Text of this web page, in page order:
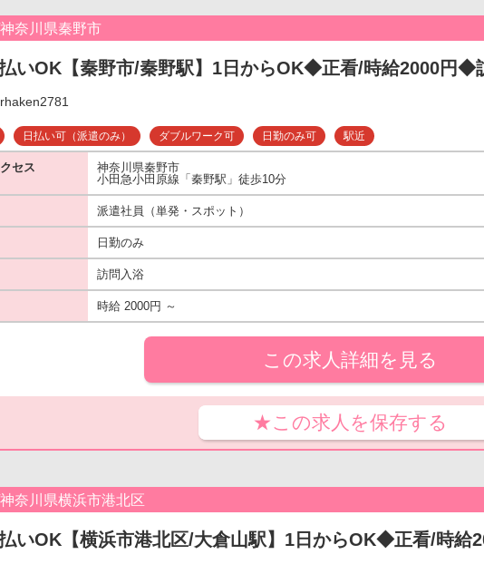
奈川県秦野市
いOK【秦野市/秦野駅】1日からOK◆正看/時給2000円
日払い可（派遣のみ） ダブルワーク可 日勤のみ可 駅近
セス
神奈川県秦野市
小田急小田原線「秦野駅」徒歩10分
派遣社員（単発・スポット）
日勤のみ
訪問入浴
時給 2000円 ～
この求人詳細を見る
★この求人を保存する
奈川県横浜市港北区
いOK【横浜市港北区/大倉山駅】1日からOK◆正看/時